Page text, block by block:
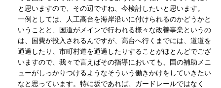
と思いますので、その辺ですね、今検討したいと思います。
一例としては、人工高台を海岸沿いに付けられるのかどうかと
いうことと、国道がメインで行われる様々な改善事業というの
は、国費が投入されるんですが、高台へ行くまでには、道道を
通過したり、市町村道を通過したりすることがほとんどでござ
いますので、我々で言えばその指導においても、国の補助メニ
ューがしっかりつけるようなそういう働きかけをしていきたい
なと思っています。特に坂であれば、ガードレールではなく